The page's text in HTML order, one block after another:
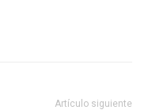
Artículo siguiente